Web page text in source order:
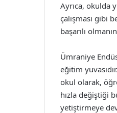
Ayrıca, okulda
çalışması gibi
başarılı
Ümraniye
eğitim
okul olarak,
hızla değiştiği
yetiştirmeye